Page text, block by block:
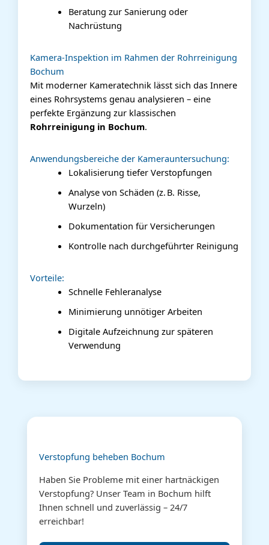
Beratung zur Sanierung oder
Nachrüstung
Kamera-Inspektion im Rahmen der Rohrreinigung
Bochum
Mit moderner Kameratechnik lässt sich das Innere
eines Rohrsystems genau analysieren – eine
perfekte Ergänzung zur klassischen
Rohrreinigung in Bochum.
Anwendungsbereiche der Kamerauntersuchung:
Lokalisierung tiefer Verstopfungen
Analyse von Schäden (z. B. Risse,
Wurzeln)
Dokumentation für Versicherungen
Kontrolle nach durchgeführter Reinigung
Vorteile:
Schnelle Fehleranalyse
Minimierung unnötiger Arbeiten
Digitale Aufzeichnung zur späteren
Verwendung
Verstopfung beheben Bochum
Haben Sie Probleme mit einer hartnäckigen
Verstopfung? Unser Team in Bochum hilft
Ihnen schnell und zuverlässig – 24/7
erreichbar!